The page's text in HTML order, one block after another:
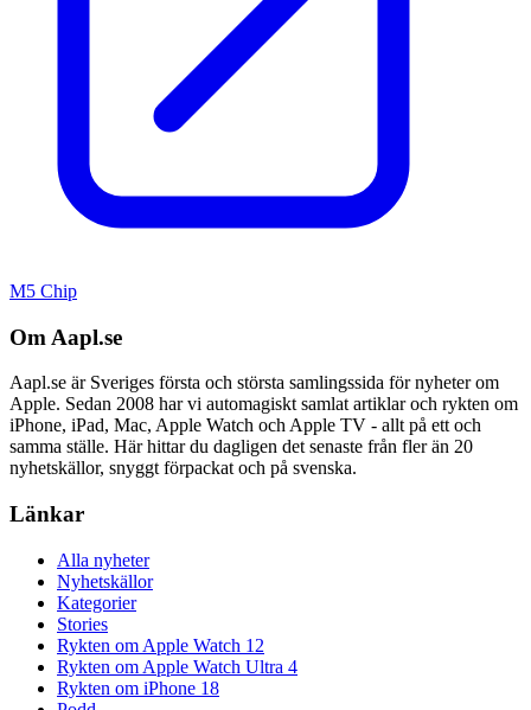
M5 Chip
Om Aapl.se
Aapl.se är Sveriges första och största samlingssida för nyheter om
Apple. Sedan 2008 har vi automagiskt samlat artiklar och rykten om
iPhone, iPad, Mac, Apple Watch och Apple TV - allt på ett och
samma ställe. Här hittar du dagligen det senaste från fler än 20
nyhetskällor, snyggt förpackat och på svenska.
Länkar
Alla nyheter
Nyhetskällor
Kategorier
Stories
Rykten om Apple Watch 12
Rykten om Apple Watch Ultra 4
Rykten om iPhone 18